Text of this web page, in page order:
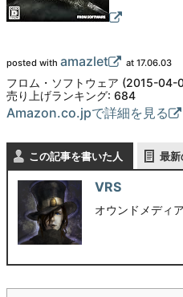
posted with amazlet at 17.06.03
フロム・ソフトウェア (2015-04-
売り上げランキング: 684
Amazon.co.jpで詳細を見る
この記事を書いた人 最新
VRS
オウンドメディ